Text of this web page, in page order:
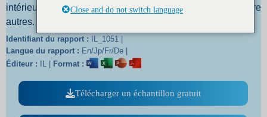
intérieur, l'éclairage d'accentuation et l'éclairage HMI, entre
autres.
Identifiant du rapport :
IL_1051 |
Langue du rapport : En/Jp/Fr/De |
Éditeur :
IL | Format :
Télécharger un échantillon gratuit
Close and do not switch language